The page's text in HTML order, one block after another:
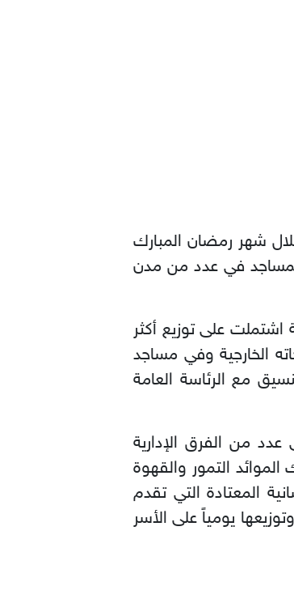
شهر رمضان المبارك
المساجد في عدد من مدن
اشتملت على توزيع أكثر
الخارجية وفي مساجد
مع الرئاسة العامة
العاملة مقسمة إلى عدد من الفرق الإدارية
التمور والقهوة
الرمضانية المعتادة التي تقدم
يومياً على الأسر